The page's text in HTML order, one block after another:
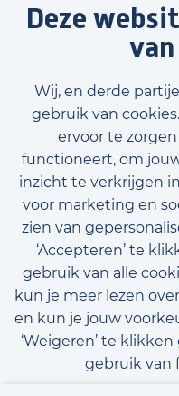
Deze
Wij, en derde
gebruik van
ervoor te
functioneert, om
inzicht te verkrijgen
voor marketing en
zien van
‘Accepteren’ te
gebruik van alle
kun je meer lezen
en kun je jouw
‘Weigeren’ te
gebruik van